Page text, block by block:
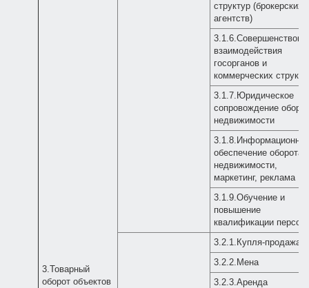
3.Товарный
оборот объектов
структур (брокерских
агентств)
взаимодействия
госорганов и
коммерческих
3.1.7.Юридическое
сопровождение
недвижимости
3.1.8.Информационное
обеспечение оборота
недвижимости,
маркетинг, реклама
3.1.9.Обучение и
повышение
квалификации
3.2.1.Купля-продажа
3.2.2.Мена
3.2.3.Аренда